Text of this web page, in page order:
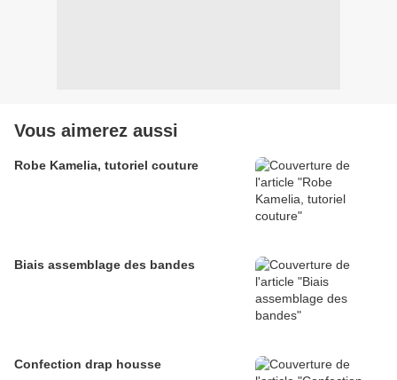
Vous aimerez aussi
Robe Kamelia, tutoriel couture
Biais assemblage des bandes
Confection drap housse